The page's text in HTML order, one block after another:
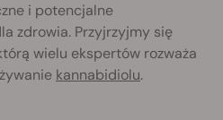
i potencjalne
zdrowia. Przyjrzyjmy się
wielu ekspertów rozważa
kannabidiolu.